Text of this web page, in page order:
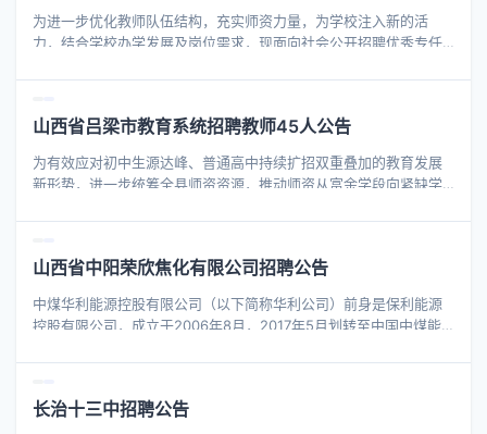
城镇登记失业青年以及符合条件的留学回国毕业生。对其中享受过
雨露计划的毕业生、城乡低保家庭和零就业家庭青年优先提供见习
束，为期一年。 三、见习待遇
为进一步优化教师队伍结构，充实师资力量，为学校注入新的活
力，结合学校办学发展及岗位需求，现面向社会公开招聘优秀专任
英才。现将招聘事宜公告如下： 招聘岗位 高中语文1人 应聘要求 1.
有良好的品行和职业道德； 3.具有大学本科及以上学历，师范类专
业，有高中教师资格证，普通话合格。 4.理解认同并愿意践行我校
的育人理念和育人模式，有良好的语言表达能力，善于与人沟通，
山西省吕梁市教育系统招聘教师45人公告
为有效应对初中生源达峰、普通高中持续扩招双重叠加的教育发展
新形势，进一步统筹全县师资资源，推动师资从富余学段向紧缺学
开、平等、竞争、择优的工作原则，制定本系统内公开选聘教师工
岗县直小学及农村中小学教师，选聘学校为交城县第二中学校、交
位、学科计划数详见附件1）。 二、选聘基本条件 （一）基本资格
山西省中阳荣欣焦化有限公司招聘公告
中煤华利能源控股有限公司（以下简称华利公司）前身是保利能源
控股有限公司，成立于2006年8月，2017年5月划转至中国中煤能
疆地区，主营业务为煤炭生产、洗选加工、贸易物流、煤制活性炭
人。 山西保利铁新煤业有限公司（简称铁新公司）是华利公司的控
长治十三中招聘公告